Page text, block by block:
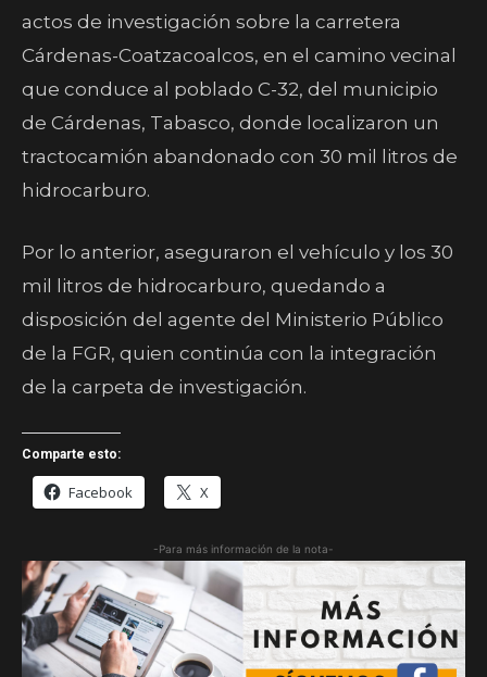
actos de investigación sobre la carretera
Cárdenas-Coatzacoalcos, en el camino vecinal
que conduce al poblado C-32, del municipio
de Cárdenas, Tabasco, donde localizaron un
tractocamión abandonado con 30 mil litros de
hidrocarburo.
Por lo anterior, aseguraron el vehículo y los 30
mil litros de hidrocarburo, quedando a
disposición del agente del Ministerio Público
de la FGR, quien continúa con la integración
de la carpeta de investigación.
Comparte esto:
Facebook X
-Para más información de la nota-